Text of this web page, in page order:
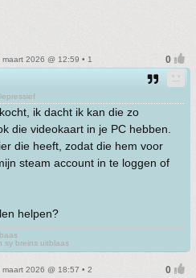
2026 @ 12:59 • 1
ik dacht ik kan die zo
die videokaart in je PC hebben.
die heeft, zodat die hem voor
steam account in te loggen of
helpen?
sy breins uitblaas
2026 @ 18:57 • 2